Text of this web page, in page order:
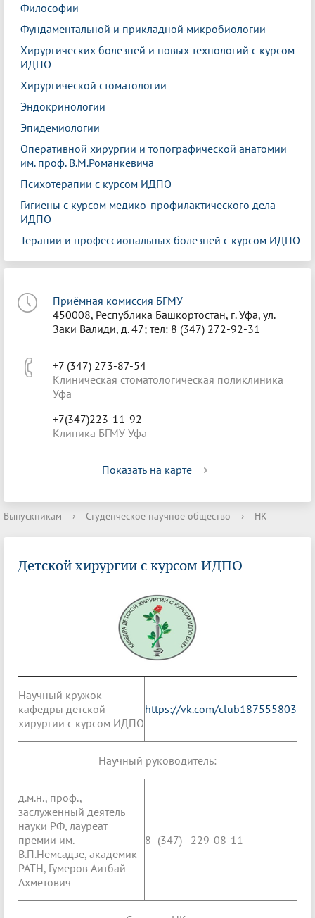
Философии
Фундаментальной и прикладной микробиологии
Хирургических болезней и новых технологий с курсом
ИДПО
Хирургической стоматологии
Эндокринологии
Эпидемиологии
Оперативной хирургии и топографической анатомии
им. проф. В.М.Романкевича
Психотерапии с курсом ИДПО
Гигиены с курсом медико-профилактического дела
ИДПО
Терапии и профессиональных болезней с курсом ИДПО
Приёмная комиссия БГМУ
450008, Республика Башкортостан, г. Уфа, ул.
Заки Валиди, д. 47; тел: 8 (347) 272-92-31
+7 (347) 273-87-54
Клиническая стоматологическая поликлиника
Уфа
+7(347)223-11-92
Клиника БГМУ Уфа
Показать на карте
Выпускникам › Студенческое научное общество › НК
Детской хирургии с курсом ИДПО
Научный кружок
кафедры детской
хирургии с курсом ИДПО
https://vk.com/club187555803
Научный руководитель:
д.м.н., проф.,
заслуженный деятель
науки РФ, лауреат
премии им.
В.П.Немсадзе, академик
РАТН, Гумеров Аитбай
Ахметович
8- (347) - 229-08-11